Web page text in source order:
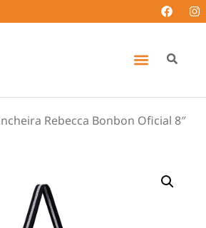
Rebecca Bonbon Oficial 8″